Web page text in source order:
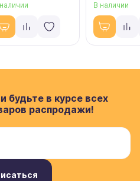
В наличии
будьте в курсе всех
распродажи!